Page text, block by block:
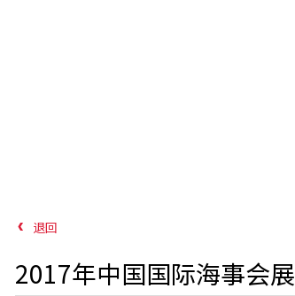
退回
2017年中国国际海事会展